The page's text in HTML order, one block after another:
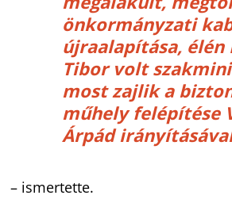
önkormányzati
újraalapítása, élén
Tibor volt
most zajlik a
műhely felépítése
Árpád
– ismertette.